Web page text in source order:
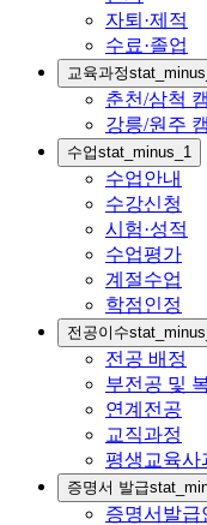
자퇴·제적
수료·졸업
교육과정
춘천/삼척
강릉/원주
수업stat_minus_1
수업안내
수강신청
시험·성적
수업평가
계절수업
학점인정
전공이수
전공 배정
부전공 및
연계전공
교직과정
평생교육사
증명서 발급
증명서발급